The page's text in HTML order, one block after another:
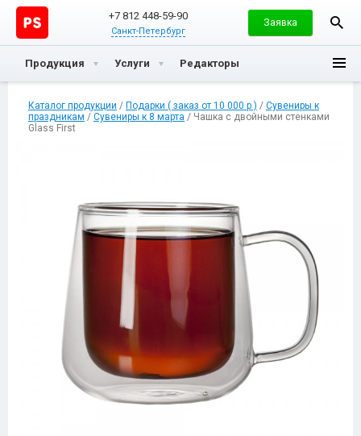
+7 812 448-59-90
Санкт-Петербург
Заявка
Продукция Услуги Редакторы
Каталог продукции / Подарки ( заказ от 10 000 р ) / Сувениры к
праздникам / Сувениры к 8 марта / Чашка с двойными стенками
Glass First